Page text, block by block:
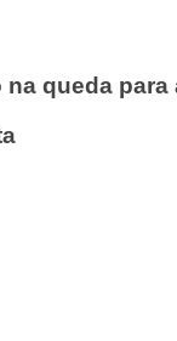
queda para